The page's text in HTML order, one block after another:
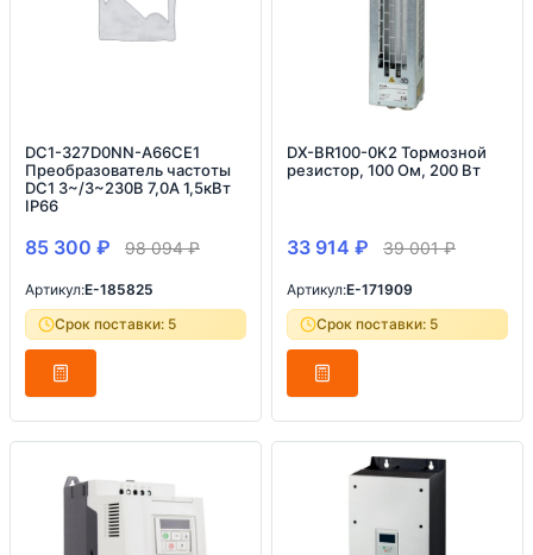
DC1-327D0NN-A66CE1
Преобразователь частоты
DC1 3~/3~230В 7,0A 1,5кВт
IP66
85 300 ₽ 98 094₽
Артикул:E-185825
Срок поставки: 5
DX-BR100-0K2 Тормозной
резистор, 100 Ом, 200 Вт
33 914 ₽ 39 001₽
Артикул:E-171909
Срок поставки: 5